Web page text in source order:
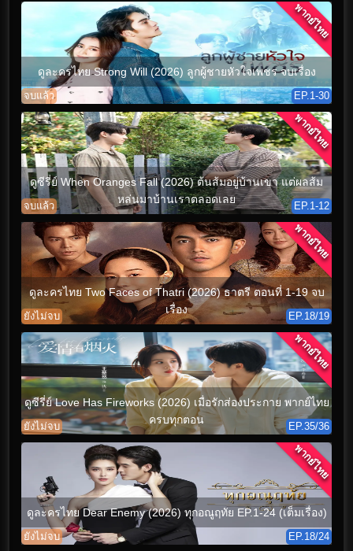
ดูละครไทย Strong Will (2026) ลูกผู้ชายหัวใจเพชร จบเรื่อง
จบแล้ว EP.1-30
พากย์ไทย
ดูซีรี่ย์ When Oranges Fall (2026) ต้นส้มอยู่บ้านเขา แต่ผลส้ม
หล่นมาบ้านเราตลอดเลย
จบแล้ว EP.1-12
พากย์ไทย
ดูละครไทย Two Faces of Thatri (2026) ธาตรี ตอนที่ 1-19 จบ
เรื่อง
ยังไม่จบ EP.18/19
พากย์ไทย
ดูซีรี่ย์ Love Has Fireworks (2026) เมื่อรักส่องประกาย พากย์ไทย
ครบทุกตอน
ยังไม่จบ EP.35/36
พากย์ไทย
ดูละครไทย Dear Enemy (2026) ทุกอณูฤทัย EP.1-24 (เต็มเรื่อง)
ยังไม่จบ EP.18/24
พากย์ไทย